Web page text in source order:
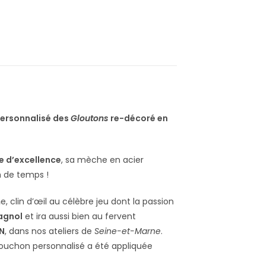
desGloutons re-décoré en
d’excellence, sa mèche en acier
de temps !
clin d’œil au célèbre jeu dont la passion
et ira aussi bien au fervent
, dans nos ateliers de Seine-et-Marne.
personnalisé a été appliquée